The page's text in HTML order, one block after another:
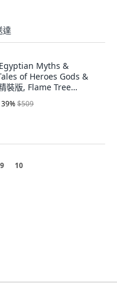
達
Myths &
of Heroes Gods &
裝版, Flame Tree
英文
39%$509
9 10